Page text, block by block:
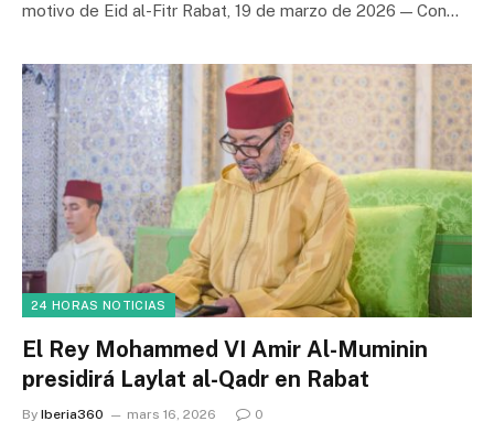
motivo de Eid al-Fitr Rabat, 19 de marzo de 2026 — Con…
24 HORAS NOTICIAS
El Rey Mohammed VI Amir Al-Muminin
presidirá Laylat al-Qadr en Rabat
By Iberia360 mars 16, 2026 0